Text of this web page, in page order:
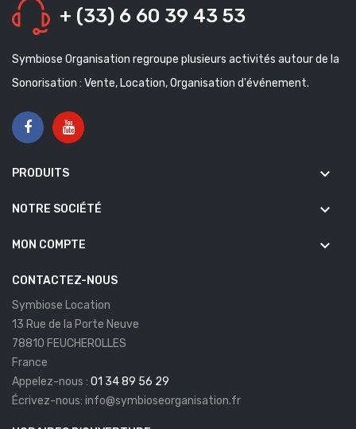
+ (33) 6 60 39 43 53
Symbiose Organisation regroupe plusieurs activités autour de la
Sonorisation : Vente, Location, Organisation d'événement.
PRODUITS keyboard_arrow_down
NOTRE SOCIÉTÉ keyboard_arrow_down
MON COMPTE keyboard_arrow_down
CONTACTEZ-NOUS
Symbiose Location
13 Rue de la Porte Neuve
78810 FEUCHEROLLES
France
Appelez-nous : 01 34 89 56 29
Écrivez-nous: info@symbioseorganisation.fr